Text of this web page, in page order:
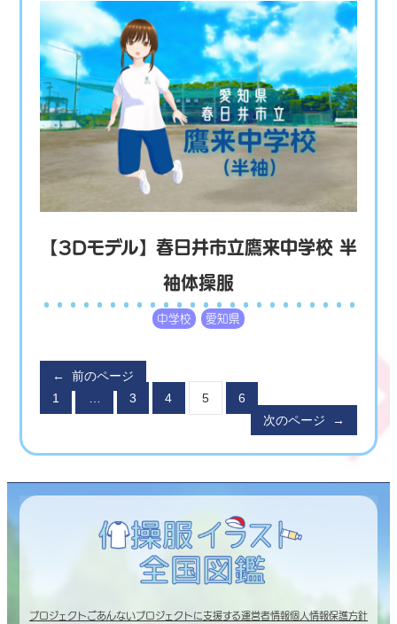
【3Dモデル】春日井市立鷹来中学校 半
袖体操服
中学校 愛知県
←
前のページ
1
3 4 5
6
次のページ
→
プロジェクトごあんないプロジェクトに支援する運営者情報個人情報保護方針